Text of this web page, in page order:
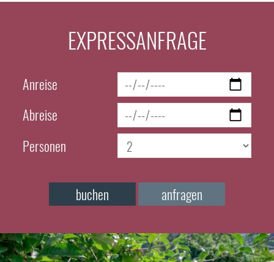
EXPRESSANFRAGE
Anreise
Abreise
Personen
buchen anfragen